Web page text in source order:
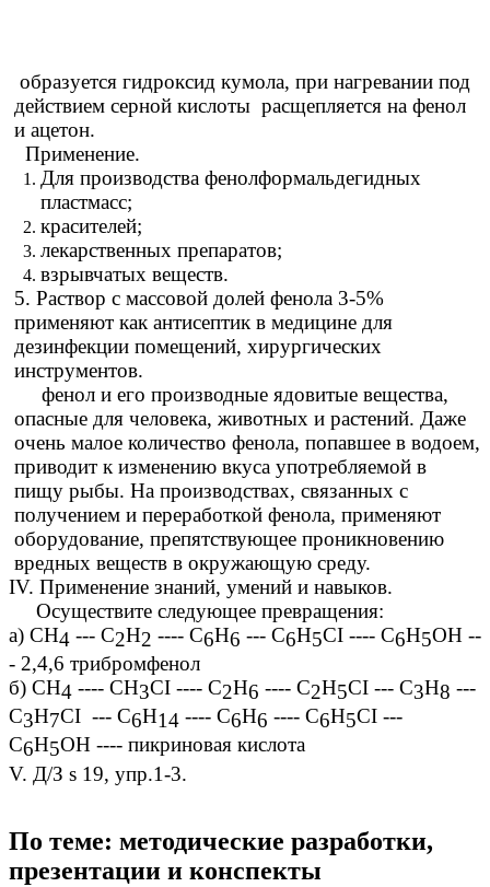
образуется гидроксид кумола, при нагревании под
действием серной кислоты расщепляется на фенол
и ацетон.
Применение.
Для производства фенолформальдегидных
пластмасс;
красителей;
лекарственных препаратов;
взрывчатых веществ.
5. Раствор с массовой долей фенола 3-5%
применяют как антисептик в медицине для
дезинфекции помещений, хирургических
инструментов.
фенол и его производные ядовитые вещества,
опасные для человека, животных и растений. Даже
очень малое количество фенола, попавшее в водоем,
приводит к изменению вкуса употребляемой в
пищу рыбы. На производствах, связанных с
получением и переработкой фенола, применяют
оборудование, препятствующее проникновению
вредных веществ в окружающую среду.
IV. Применение знаний, умений и навыков.
Осуществите следующее превращения:
а) СН4 --- С2Н2 ---- С6Н6 --- С6Н5CI ---- C6H5OH --
- 2,4,6 трибромфенол
б) СН4 ---- CH3CI ---- C2H6 ---- C2H5CI --- C3H8 ---
C3H7CI --- C6H14 ---- C6H6 ---- C6H5CI ---
C6H5OH ---- пикриновая кислота
V. Д/З s 19, упр.1-3.
По теме: методические разработки,
презентации и конспекты